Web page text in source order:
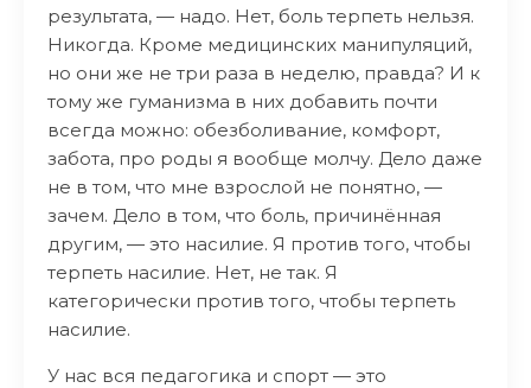
результата, — надо. Нет, боль терпеть нельзя.
Никогда. Кроме медицинских манипуляций,
но они же не три раза в неделю, правда? И к
тому же гуманизма в них добавить почти
всегда можно: обезболивание, комфорт,
забота, про роды я вообще молчу. Дело даже
не в том, что мне взрослой не понятно, —
зачем. Дело в том, что боль, причинённая
другим, — это насилие. Я против того, чтобы
терпеть насилие. Нет, не так. Я
категорически против того, чтобы терпеть
насилие.
У нас вся педагогика и спорт — это